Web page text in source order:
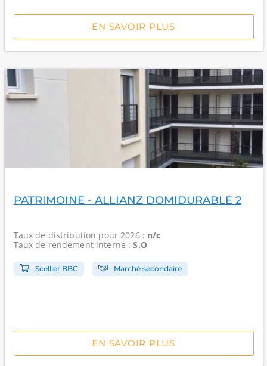
EN SAVOIR PLUS
PATRIMOINE - ALLIANZ DOMIDURABLE 2
Taux de distribution pour 2026 : n/c
Taux de rendement interne :S.O
Scellier BBC Marché secondaire
EN SAVOIR PLUS